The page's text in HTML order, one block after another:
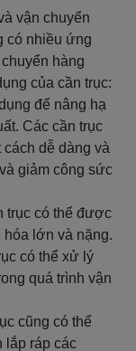
vận chuyển
có nhiều ứng
hàng
của cần trục:
để nâng hạ
Các cần trục
dễ dàng và
giảm công sức
trục có thể được
lớn và nặng.
có thể xử lý
quá trình vận
cũng có thể
lắp ráp các